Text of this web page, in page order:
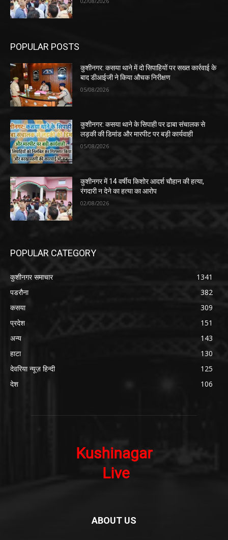
POPULAR POSTS
कुशीनगर: कसया थाने में दो सिपाहियों पर सख्त कार्रवाई के
बाद डीआईजी ने किया औचक निरीक्षण
05/08/2026
कुशीनगर: कसया थाने के सिपाही पर ढाबा संचालक से
लड़की की डिमांड और मारपीट पर बड़ी कार्यवाही
05/08/2026
कुशीनगर में 14 वर्षीय किशोर आदर्श चौहान की हत्या,
रंगदारी न देने का हत्या का आरोप
02/08/2026
POPULAR CATEGORY
कुशीनगर समाचार
1341
पडरौना
382
कसया
309
प्रदेश
151
अन्य
143
हाटा
130
देवरिया न्यूज़ हिन्दी
125
देश
106
ABOUT US